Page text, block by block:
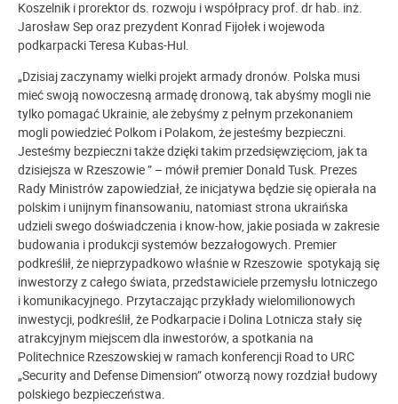
Koszelnik i prorektor ds. rozwoju i współpracy prof. dr hab. inż.
Jarosław Sep oraz prezydent Konrad Fijołek i wojewoda
podkarpacki Teresa Kubas-Hul.
„Dzisiaj zaczynamy wielki projekt armady dronów. Polska musi
mieć swoją nowoczesną armadę dronową, tak abyśmy mogli nie
tylko pomagać Ukrainie, ale żebyśmy z pełnym przekonaniem
mogli powiedzieć Polkom i Polakom, że jesteśmy bezpieczni.
Jesteśmy bezpiecznitakżedzięki takim przedsięwzięciom, jak ta
dzisiejsza w Rzeszowie ” – mówił premier Donald Tusk. Prezes
Rady Ministrów zapowiedział, że inicjatywa będzie się opierała na
polskim i unijnym finansowaniu, natomiast strona ukraińska
udzieli swego doświadczenia i know-how, jakie posiada w zakresie
budowania i produkcji systemów bezzałogowych. Premier
podkreślił, że nieprzypadkowo właśniew Rzeszowie spotykają się
inwestorzy z całego świata, przedstawiciele przemysłu lotniczego
i komunikacyjnego. Przytaczając przykłady wielomilionowych
inwestycji, podkreślił, że Podkarpacie i Dolina Lotnicza stały się
atrakcyjnym miejscem dla inwestorów, a spotkania na
Politechnice Rzeszowskiej w ramach konferencji Road to URC
„Security and Defense Dimension” otworzą nowy rozdział budowy
polskiego bezpieczeństwa.